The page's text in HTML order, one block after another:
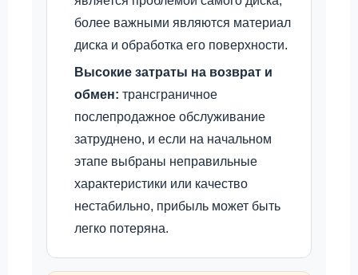
более важными являются материал
диска и обработка его поверхности.
Высокие затраты на возврат и
обмен: трансграничное
послепродажное обслуживание
затруднено, и если на начальном
этапе выбраны неправильные
характеристики или качество
нестабильно, прибыль может быть
легко потеряна.